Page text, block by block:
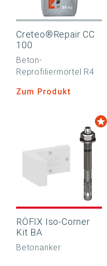
Creteo®Repair CC
100
Beton-
Reprofiliermörtel R4
Zum Produkt
RÖFIX Iso-Corner
Kit BA
Betonanker